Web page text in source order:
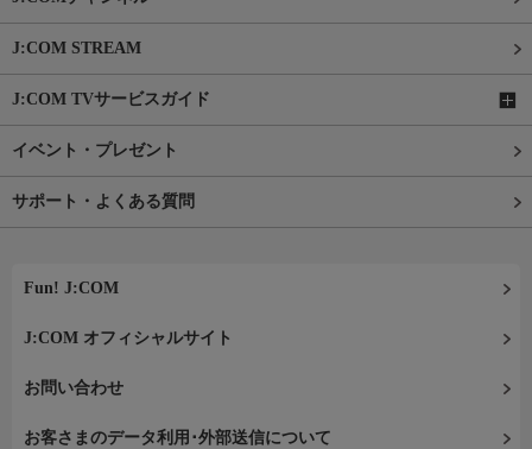
J:COM STREAM
J:COM TVサービスガイド
イベント・プレゼント
サポート・よくある質問
Fun! J:COM
J:COM オフィシャルサイト
お問い合わせ
お客さまのデータ利用･外部送信について